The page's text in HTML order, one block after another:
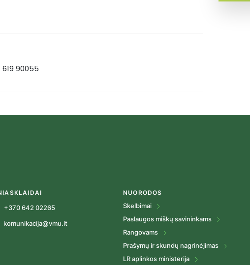
90055
+370 642 02265
komunikacija@vmu.lt
NUORODOS
Skelbimai
Paslaugos miškų savininkams
Rangovams
Prašymų ir skundų nagrinėjimas
LR aplinkos ministerija